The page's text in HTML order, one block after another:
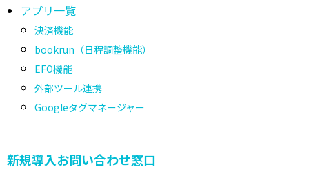
アプリ一覧
決済機能
bookrun（日程調整機能）
EFO機能
外部ツール連携
Googleタグマネージャー
新規導入お問い合わせ窓口